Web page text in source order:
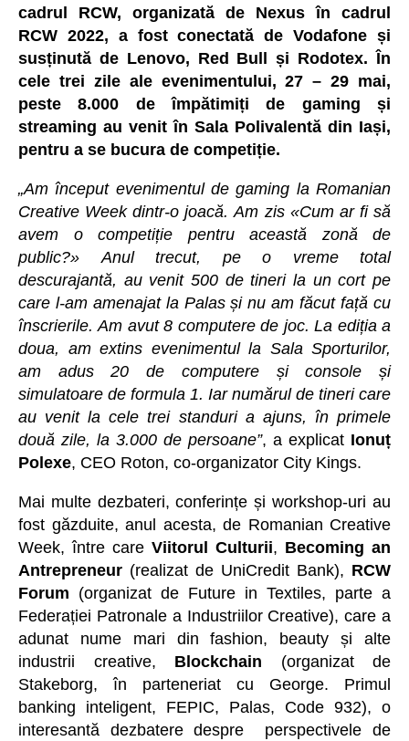
cadrul RCW, organizată de Nexus în cadrul
RCW 2022, a fost conectată de Vodafone și
susținută de Lenovo, Red Bull și Rodotex. În
cele trei zile ale evenimentului, 27 – 29 mai,
peste 8.000 de împătimiți de gaming și
streaming au venit în Sala Polivalentă din Iași,
pentru a se bucura de competiție.
„Am început evenimentul de gaming la Romanian
Creative Week dintr-o joacă. Am zis «Cum ar fi să
avem o competiție pentru această zonă de
public?» Anul trecut, pe o vreme total
descurajantă, au venit 500 de tineri la un cort pe
care l-am amenajat la Palas și nu am făcut față cu
înscrierile. Am avut 8 computere de joc. La ediția a
doua, am extins evenimentul la Sala Sporturilor,
am adus 20 de computere și console și
simulatoare de formula 1. Iar numărul de tineri care
au venit la cele trei standuri a ajuns, în primele
două zile, la 3.000 de persoane”, a explicat Ionuț
Polexe, CEO Roton, co-organizator City Kings.
Mai multe dezbateri, conferințe și workshop-uri au
fost găzduite, anul acesta, de Romanian Creative
Week, între care Viitorul Culturii, Becoming an
Antrepreneur (realizat de UniCredit Bank), RCW
Forum (organizat de Future in Textiles, parte a
Federației Patronale a Industriilor Creative), care a
adunat nume mari din fashion, beauty și alte
industrii creative, Blockchain (organizat de
Stakeborg, în parteneriat cu George. Primul
banking inteligent, FEPIC, Palas, Code 932), o
interesantă dezbatere despre perspectivele de